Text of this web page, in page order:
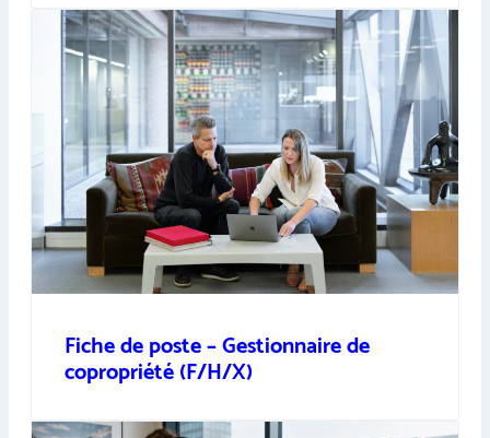
Fiche de poste – Gestionnaire de
copropriété (F/H/X)